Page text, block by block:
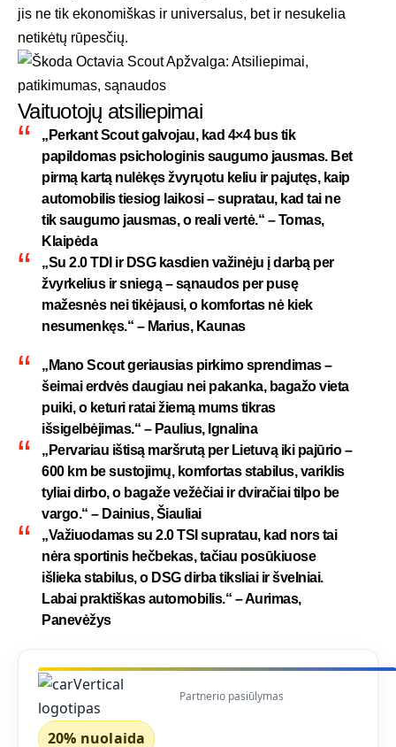
jis ne tik ekonomiškas ir universalus, bet ir nesukelia
netikėtų rūpesčių.
Vaituotojų atsiliepimai
„Perkant Scout galvojau, kad 4×4 bus tik
papildomas psichologinis saugumo jausmas. Bet
pirmą kartą nulėkęs žvyrųotu keliu ir pajutęs, kaip
automobilis tiesiog laikosi – supratau, kad tai ne
tik saugumo jausmas, o reali vertė.“ – Tomas,
Klaipėda
„Su 2.0 TDI ir DSG kasdien važinėju į darbą per
žvyrkelius ir sniegą – sąnaudos per pusę
mažesnės nei tikėjausi, o komfortas nė kiek
nesumenkęs.“ – Marius, Kaunas
„Mano Scout geriausias pirkimo sprendimas –
šeimai erdvės daugiau nei pakanka, bagažo vieta
puiki, o keturi ratai žiemą mums tikras
išsigelbėjimas.“ – Paulius, Ignalina
„Pervariau ištisą maršrutą per Lietuvą iki pajūrio –
600 km be sustojimų, komfortas stabilus, variklis
tyliai dirbo, o bagaže vežėčiai ir dviračiai tilpo be
vargo.“ – Dainius, Šiauliai
„Važiuodamas su 2.0 TSI supratau, kad nors tai
nėra sportinis hečbekas, tačiau posūkiuose
išlieka stabilus, o DSG dirba tiksliai ir švelniai.
Labai praktiškas automobilis.“ – Aurimas,
Panevėžys
Partnerio pasiūlymas
20% nuolaida